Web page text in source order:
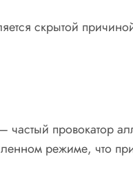
скрытой
провокатор
режиме, что